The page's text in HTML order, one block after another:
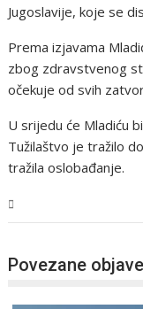
Jugoslavije, koje se
Prema izjavama
zbog zdravstvenog
očekuje od svih
U srijedu će Mladiću
Tužilaštvo je tražilo
tražila oslobađanje.
Povezane objave